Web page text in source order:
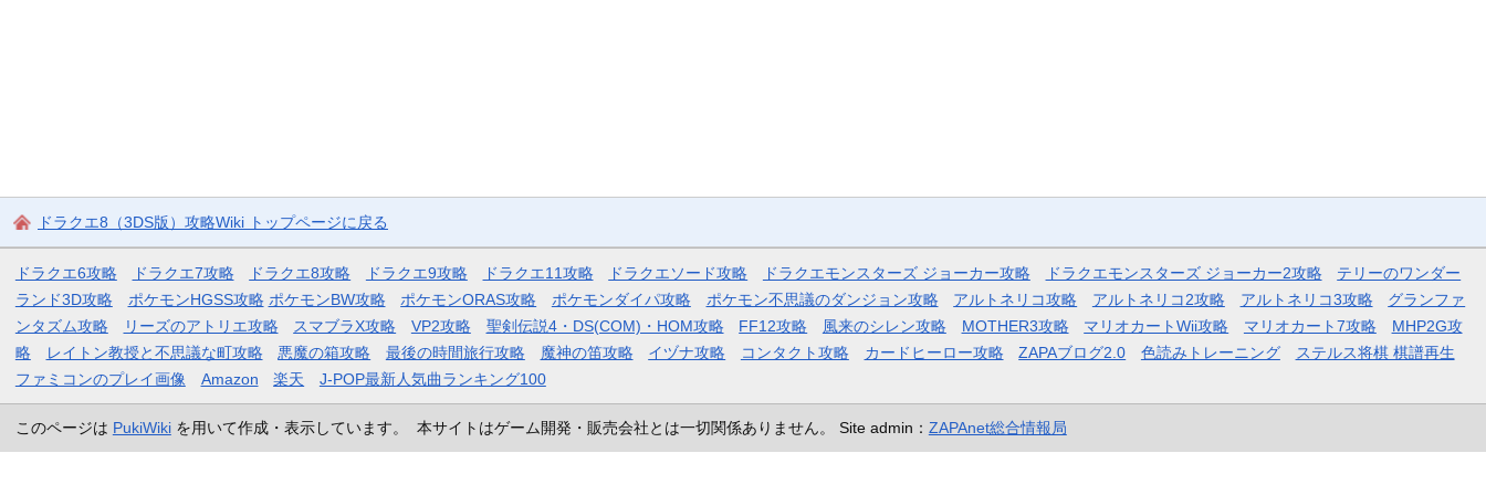
ドラクエ8（3DS版）攻略Wiki トップページに戻る
ドラクエ6攻略 ドラクエ7攻略 ドラクエ8攻略 ドラクエ9攻略 ドラクエ11攻略 ドラクエソード攻略 ドラクエモンスターズ ジョーカー攻略 ドラクエモンスターズ ジョーカー2攻略
テリーのワンダー
ランド3D攻略
ポケモンHGSS攻略 ポケモンBW攻略 ポケモンORAS攻略 ポケモンダイパ攻略 ポケモン不思議のダンジョン攻略 アルトネリコ攻略 アルトネリコ2攻略 アルトネリコ3攻略
グランファ
ンタズム攻略
リーズのアトリエ攻略 スマブラX攻略 VP2攻略 聖剣伝説4・DS(COM)・HOM攻略 FF12攻略 風来のシレン攻略 MOTHER3攻略 マリオカートWii攻略 マリオカート7攻略
MHP2G攻
略
レイトン教授と不思議な町攻略 悪魔の箱攻略 最後の時間旅行攻略 魔神の笛攻略 イヅナ攻略 コンタクト攻略 カードヒーロー攻略 ZAPAブログ2.0 色読みトレーニング
ステルス将棋 棋譜再生
ファミコンのプレイ画像
Amazon 楽天 J-POP最新人気曲ランキング100
このページは PukiWikiを用いて作成・表示しています。 本サイトはゲーム開発・販売会社とは一切関係ありません。 Site admin： ZAPAnet総合情報局